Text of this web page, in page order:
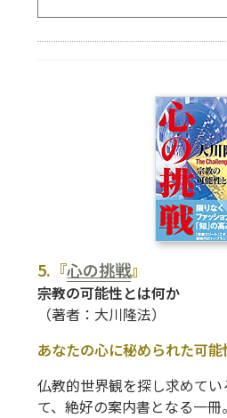
5.『心の挑戦』
――宗教の可能性とは何か
（著者：大川隆法）
あなたの心に秘められた可能
仏教的世界観を探し求めて
て、絶好の案内書となる一冊。